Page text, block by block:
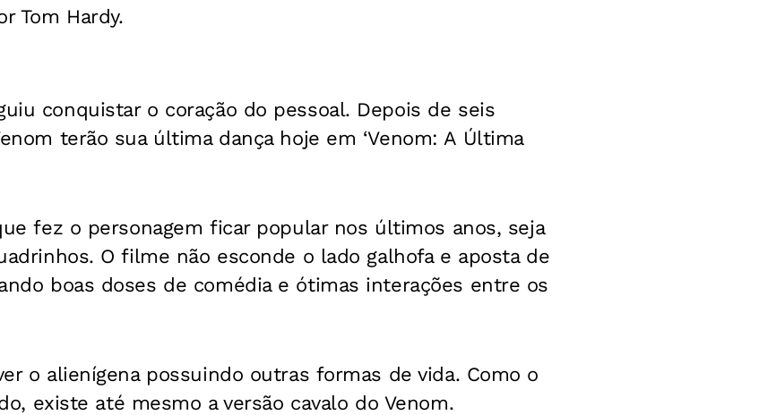
Tom Hardy.
conquistar o coração do pessoal. Depois de seis
terão sua última dança hoje em ‘Venom: A Última
fez o personagem ficar popular nos últimos anos, seja
O filme não esconde o lado galhofa e aposta de
boas doses de comédia e ótimas interações entre os
o alienígena possuindo outras formas de vida. Como o
existe até mesmo a versão cavalo do Venom.